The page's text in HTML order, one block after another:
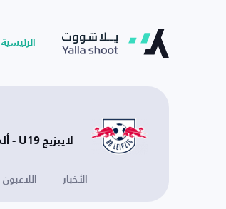
الرئيسية
لايبزيج U19 - ألمانيا
الأخبار اللاعبون